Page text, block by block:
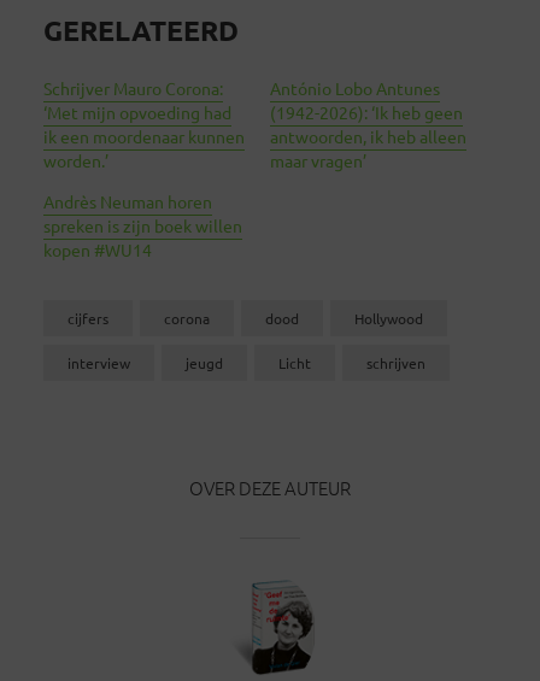
GERELATEERD
Schrijver Mauro Corona:
‘Met mijn opvoeding had
ik een moordenaar kunnen
worden.’
António Lobo Antunes
(1942-2026): ‘Ik heb geen
antwoorden, ik heb alleen
maar vragen’
Andrès Neuman horen
spreken is zijn boek willen
kopen #WU14
cijfers corona dood Hollywood
interview jeugd Licht schrijven
OVER DEZE AUTEUR